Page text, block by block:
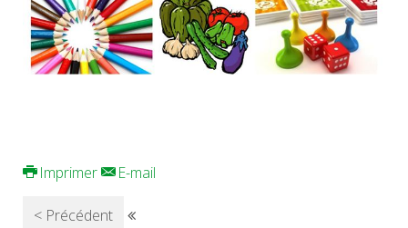
Imprimer E-mail
< Précédent